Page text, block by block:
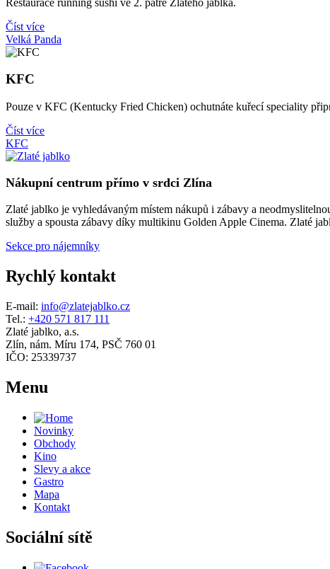
Číst více
Velká Panda
KFC
Pouze v KFC (Kentucky Fried Chicken) ochutnáte kuřecí speciality
Číst více
KFC
Nákupní centrum přímo v srdci Zlína
Zlaté jablko je vyhledávaným místem nákupů i zábavy a
služby a spousta zábavy díky multikinu Golden Apple Cinema. Zlaté
Sekce pro nájemníky
Rychlý kontakt
E-mail: info@zlatejablko.cz
Tel.: +420 571 817 111
Zlaté jablko, a.s.
Zlín, nám. Míru 174, PSČ 760 01
IČO: 25339737
Menu
Novinky
Obchody
Kino
Slevy a akce
Gastro
Mapa
Kontakt
Sociální sítě